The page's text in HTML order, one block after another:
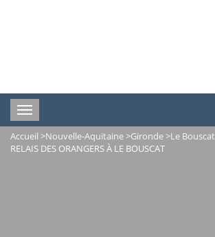
Toggle
navigation
Accueil >Nouvelle-Aquitaine>Gironde>Le Bouscat
RELAIS DES ORANGERS À LE BOUSCAT